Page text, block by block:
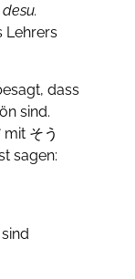
Lehrers
dass
sind.
そう
sagen: